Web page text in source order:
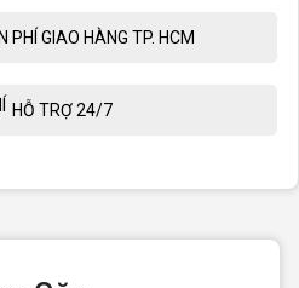
PHÍ GIAO HÀNG TP. HCM
HỖ TRỢ 24/7